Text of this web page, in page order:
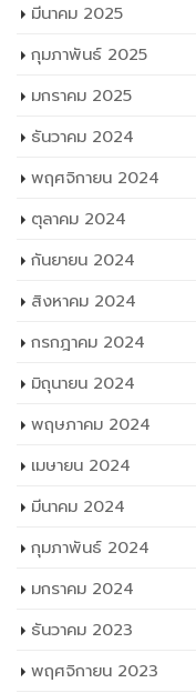
มีนาคม 2025
กุมภาพันธ์ 2025
มกราคม 2025
ธันวาคม 2024
พฤศจิกายน 2024
ตุลาคม 2024
กันยายน 2024
สิงหาคม 2024
กรกฎาคม 2024
มิถุนายน 2024
พฤษภาคม 2024
เมษายน 2024
มีนาคม 2024
กุมภาพันธ์ 2024
มกราคม 2024
ธันวาคม 2023
พฤศจิกายน 2023